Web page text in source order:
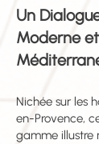
Un
Moderne
Nichée sur les
en-Provence,
gamme illustre